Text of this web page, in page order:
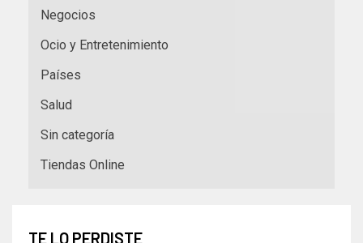
Negocios
Ocio y Entretenimiento
Países
Salud
Sin categoría
Tiendas Online
TE LO PERDISTE